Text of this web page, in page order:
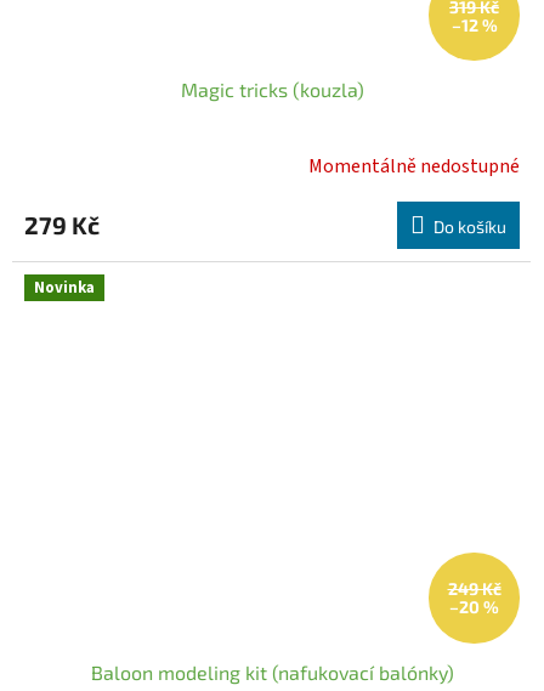
319 Kč
–12 %
Magic tricks (kouzla)
Momentálně nedostupné
279 Kč Do košíku
Novinka
249 Kč
–20 %
Baloon modeling kit (nafukovací balónky)